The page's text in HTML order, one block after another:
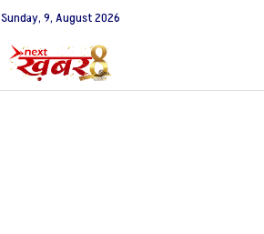
Sunday, 9, August 2026